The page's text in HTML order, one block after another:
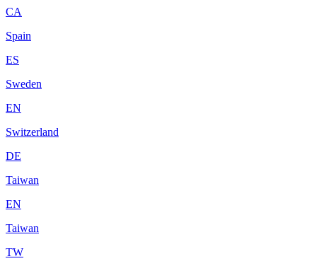
CA
Spain
ES
Sweden
EN
Switzerland
DE
Taiwan
EN
Taiwan
TW